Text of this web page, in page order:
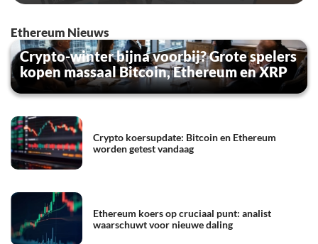
Ethereum Nieuws
Crypto-winter bijna voorbij? Grote spelers
kopen massaal Bitcoin, Ethereum en XRP
Crypto koersupdate: Bitcoin en Ethereum
worden getest vandaag
Ethereum koers op cruciaal punt: analist
waarschuwt voor nieuwe daling